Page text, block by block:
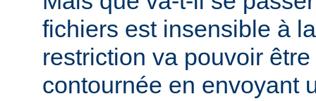
fichiers est insensible à
restriction va pouvoir
contournée en envoyant